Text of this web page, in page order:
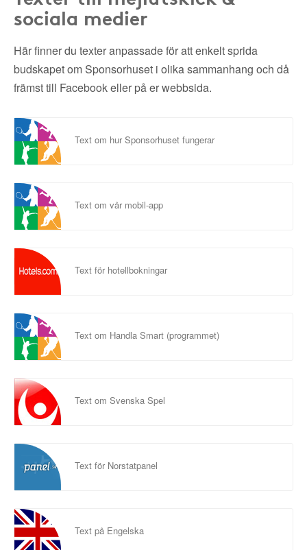
sociala medier
Här finner du texter anpassade för att enkelt sprida
budskapet om Sponsorhuset i olika sammanhang och då
främst till Facebook eller på er webbsida.
Text om hur Sponsorhuset fungerar
Text om vår mobil-app
Text för hotellbokningar
Text om Handla Smart (programmet)
Text om Svenska Spel
Text för Norstatpanel
Text på Engelska